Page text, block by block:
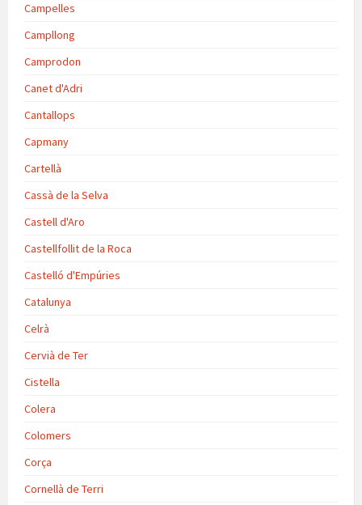
Campelles
Campllong
Camprodon
Canet d'Adri
Cantallops
Capmany
Cartellà
Cassà de la Selva
Castell d'Aro
Castellfollit de la Roca
Castelló d'Empúries
Catalunya
Celrà
Cervià de Ter
Cistella
Colera
Colomers
Corça
Cornellà de Terri